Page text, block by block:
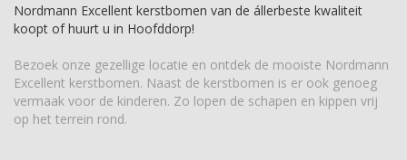
Nordmann Excellent kerstbomen van de állerbeste kwaliteit
koopt of huurt u in Hoofddorp!
Bezoek onze gezellige locatie en ontdek de mooiste Nordmann
Excellent kerstbomen. Naast de kerstbomen is er ook genoeg
vermaak voor de kinderen. Zo lopen de schapen en kippen vrij
op het terrein rond.